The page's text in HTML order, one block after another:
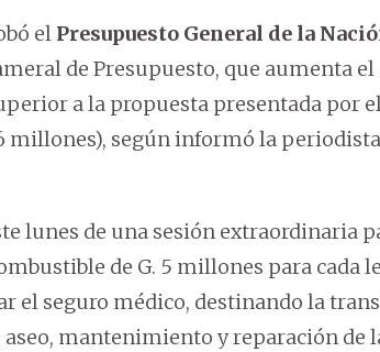
el Presupuesto General de la
de Presupuesto, que aumenta el
a la propuesta presentada por
millones), según informó la
lunes de una sesión extraordinaria
de G. 5 millones para cada
el seguro médico, destinando la
mantenimiento y reparación de